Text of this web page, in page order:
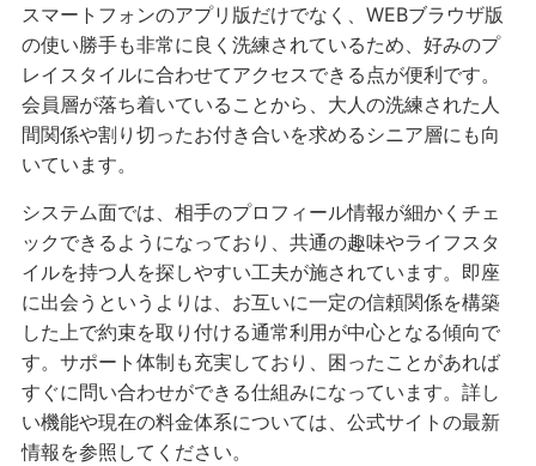
スマートフォンのアプリ版だけでなく、WEBブラウザ版
の使い勝手も非常に良く洗練されているため、好みのプ
レイスタイルに合わせてアクセスできる点が便利です。
会員層が落ち着いていることから、大人の洗練された人
間関係や割り切ったお付き合いを求めるシニア層にも向
いています。
システム面では、相手のプロフィール情報が細かくチェ
ックできるようになっており、共通の趣味やライフスタ
イルを持つ人を探しやすい工夫が施されています。即座
に出会うというよりは、お互いに一定の信頼関係を構築
した上で約束を取り付ける通常利用が中心となる傾向で
す。サポート体制も充実しており、困ったことがあれば
すぐに問い合わせができる仕組みになっています。詳し
い機能や現在の料金体系については、公式サイトの最新
情報を参照してください。